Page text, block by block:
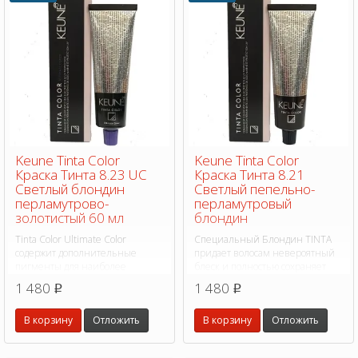
Keune Tinta Color
Краска Тинта 8.23 UC
Светлый блондин
перламутрово-
золотистый 60 мл
Tinta Color Ultimate Color
содержит дополнительные
эффективного покрытия седых
волос от 50% и более.
1 480 p
В корзину Отложить
Keune Tinta Color
Краска Тинта 8.21
Светлый пепельно-
перламутровый
блондин
Специальный Блондин TINTA
придает волосам невероятный
1 480 p
В корзину Отложить